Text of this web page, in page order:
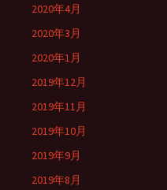
2020年4月
2020年3月
2020年1月
2019年12月
2019年11月
2019年10月
2019年9月
2019年8月